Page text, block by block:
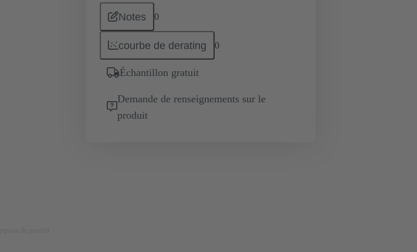
Notes 0
courbe de derating 0
Échantillon gratuit
Demande de renseignements sur le
produit